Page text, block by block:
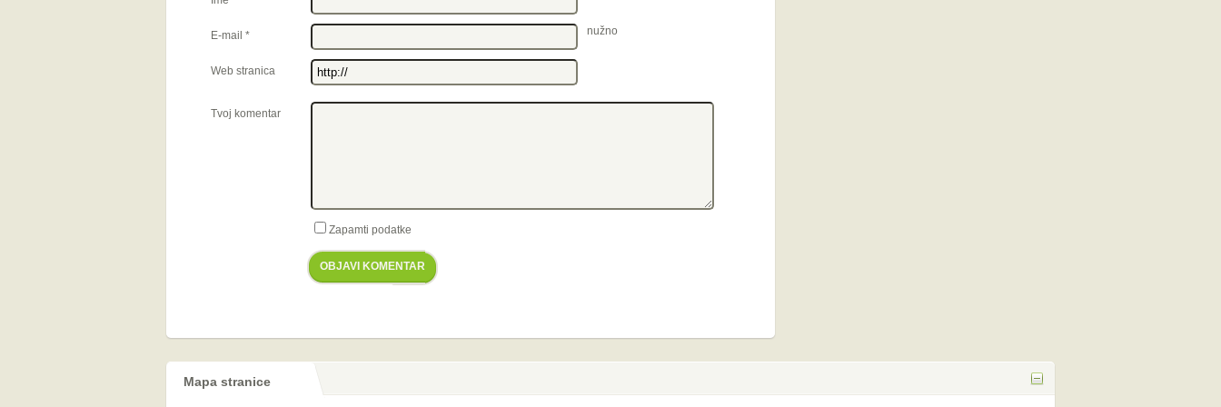
E-mail * nužno
Web stranica
Tvoj komentar
Zapamti podatke
OBJAVI KOMENTAR
Mapa stranice